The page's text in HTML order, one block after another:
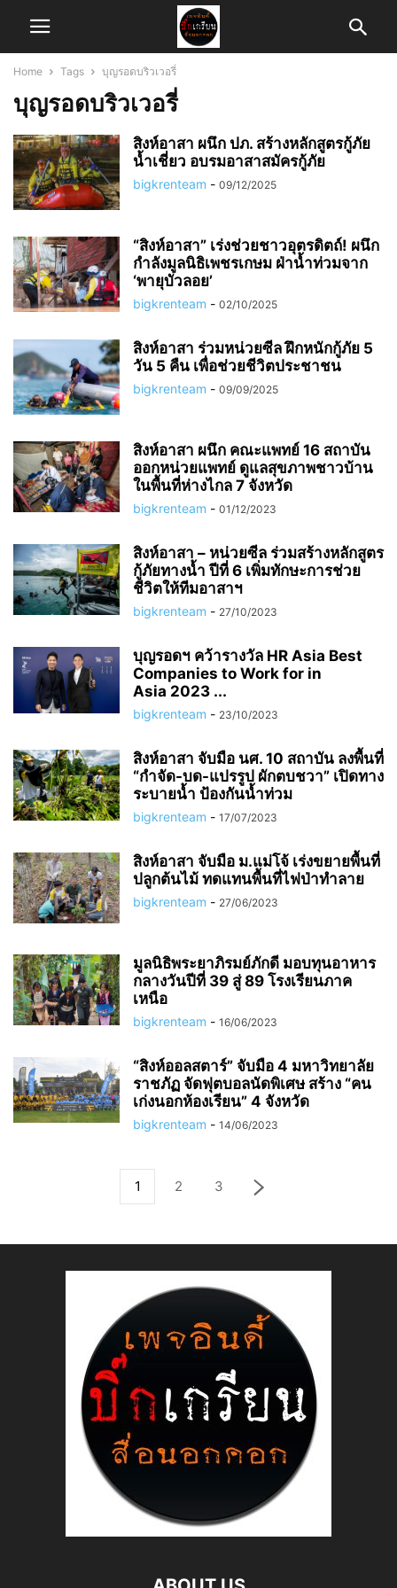
Home Tags บุญรอดบริวเวอรี่
บุญรอดบริวเวอรี่
สิงห์อาสา ผนึก ปภ. สร้างหลักสูตรกู้ภัย
น้ำเชี่ยว อบรมอาสาสมัครกู้ภัย
bigkrenteam - 09/12/2025
“สิงห์อาสา” เร่งช่วยชาวอุตรดิตถ์! ผนึก
กำลังมูลนิธิเพชรเกษม ฝ่าน้ำท่วมจาก
‘พายุบัวลอย’
bigkrenteam - 02/10/2025
สิงห์อาสา ร่วมหน่วยซีล ฝึกหนักกู้ภัย 5
วัน 5 คืน เพื่อช่วยชีวิตประชาชน
bigkrenteam - 09/09/2025
สิงห์อาสา ผนึก คณะแพทย์ 16 สถาบัน
ออกหน่วยแพทย์ ดูแลสุขภาพชาวบ้าน
ในพื้นที่ห่างไกล 7 จังหวัด
bigkrenteam - 01/12/2023
สิงห์อาสา – หน่วยซีล ร่วมสร้างหลักสูตร
กู้ภัยทางน้ำ ปีที่ 6 เพิ่มทักษะการช่วย
ชีวิตให้ทีมอาสาฯ
bigkrenteam - 27/10/2023
บุญรอดฯ คว้ารางวัล HR Asia Best
Companies to Work for in
Asia 2023 ...
bigkrenteam - 23/10/2023
สิงห์อาสา จับมือ นศ. 10 สถาบัน ลงพื้นที่
“กำจัด-บด-แปรรูป ผักตบชวา” เปิดทาง
ระบายน้ำ ป้องกันน้ำท่วม
bigkrenteam - 17/07/2023
สิงห์อาสา จับมือ ม.แม่โจ้ เร่งขยายพื้นที่
ปลูกต้นไม้ ทดแทนพื้นที่ไฟป่าทำลาย
bigkrenteam - 27/06/2023
มูลนิธิพระยาภิรมย์ภักดี มอบทุนอาหาร
กลางวันปีที่ 39 สู่ 89 โรงเรียนภาค
เหนือ
bigkrenteam - 16/06/2023
“สิงห์ออลสตาร์” จับมือ 4 มหาวิทยาลัย
ราชภัฏ จัดฟุตบอลนัดพิเศษ สร้าง “คน
เก่งนอกห้องเรียน” 4 จังหวัด
bigkrenteam - 14/06/2023
1 2 3